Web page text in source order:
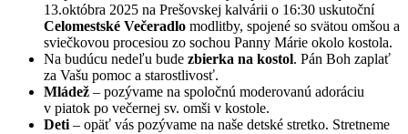
13.októbra 2025 na Prešovskej kalvárii o 16:30 uskutoční
Celomestské Večeradlo modlitby, spojené so svätou omšou a
sviečkovou procesiou zo sochou Panny Márie okolo kostola.
Na budúcu nedeľu bude zbierka na kostol. Pán Boh zaplať
za Vašu pomoc a starostlivosť.
Mládež – pozývame na spoločnú moderovanú adoráciu
v piatok po večernej sv. omši v kostole.
Deti – opäť vás pozývame na naše detské stretko. Stretneme